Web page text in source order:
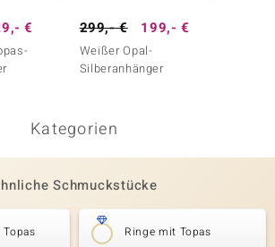
€ 299,- € 199,- €
Weißer Opal-
Silberanhänger
Kategorien
Schmuckstücke
Ringe mit Topas